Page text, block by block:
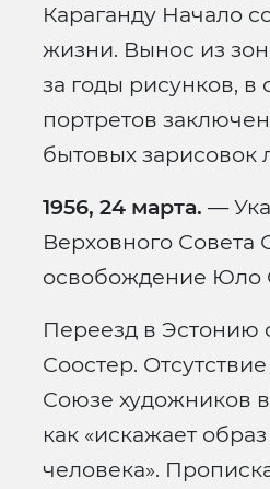
Караганду Начало
жизни. Вынос из
за годы рисунков, в
портретов
бытовых зарисовок
1956, 24 марта. —
Верховного Совета
освобождение Юло
Переезд в Эстонию
Соостер.
Союзе художников
как «искажает
человека».